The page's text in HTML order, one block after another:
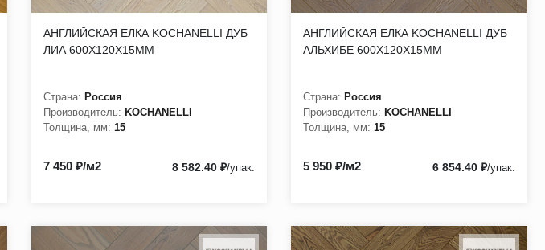
АНГЛИЙСКАЯ ЕЛКА KOCHANELLI ДУБ
ЛИА 600Х120Х15ММ
Страна: Россия
Производитель: KOCHANELLI
Толщина, мм: 15
7 450 ₽/м2 8 582.40 ₽/упак.
АНГЛИЙСКАЯ ЕЛКА KOCHANELLI ДУБ
АЛЬХИБЕ 600Х120Х15ММ
Страна: Россия
Производитель: KOCHANELLI
Толщина, мм: 15
5 950 ₽/м2 6 854.40 ₽/упак.